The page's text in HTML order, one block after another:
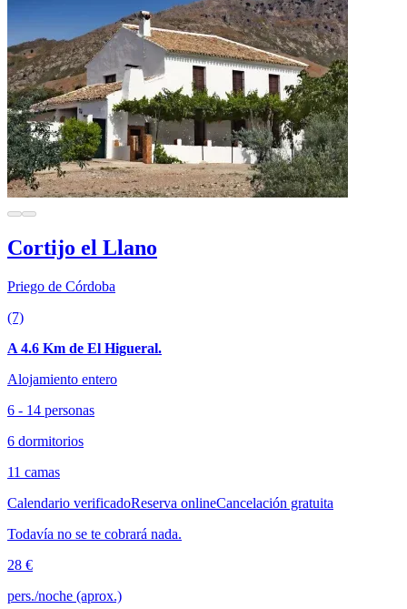
Cortijo el Llano
Priego de Córdoba
(7)
A 4.6 Km de El Higueral.
Alojamiento entero
6 - 14 personas
6 dormitorios
11 camas
Calendario verificadoReserva onlineCancelación gratuita
Todavía no se te cobrará nada.
28 €
pers./noche (aprox.)